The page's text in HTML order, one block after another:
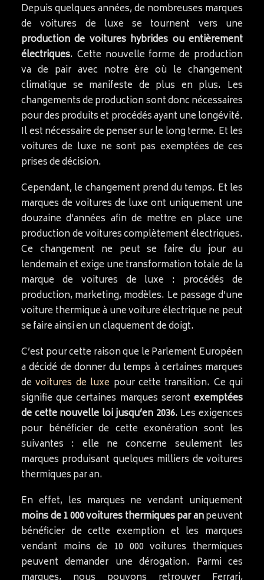
Depuis quelques années, de nombreuses marques
de voitures de luxe se tournent vers une
production de voitures hybrides ou entièrement
électriques. Cette nouvelle forme de production
va de pair avec notre ère où le changement
climatique se manifeste de plus en plus. Les
changements de production sont donc nécessaires
pour des produits et procédés ayant une longévité.
Il est nécessaire de penser sur le long terme. Et les
voitures de luxe ne sont pas exemptées de ces
prises de décision.
Cependant, le changement prend du temps. Et les
marques de voitures de luxe ont uniquement une
douzaine d’années afin de mettre en place une
production de voitures complètement électriques.
Ce changement ne peut se faire du jour au
lendemain et exige une transformation totale de la
marque de voitures de luxe : procédés de
production, marketing, modèles. Le passage d’une
voiture thermique à une voiture électrique ne peut
se faire ainsi en un claquement de doigt.
C’est pour cette raison que le Parlement Européen
a décidé de donner du temps à certaines marques
devoitures de luxe pour cette transition. Ce qui
signifie que certaines marques seront exemptées
de cette nouvelle loi jusqu’en 2036. Les exigences
pour bénéficier de cette exonération sont les
suivantes : elle ne concerne seulement les
marques produisant quelques milliers de voitures
thermiques par an.
En effet, les marques ne vendant uniquement
moins de 1 000 voitures thermiques par anpeuvent
bénéficier de cette exemption et les marques
vendant moins de 10 000 voitures thermiques
peuvent demander une dérogation. Parmi ces